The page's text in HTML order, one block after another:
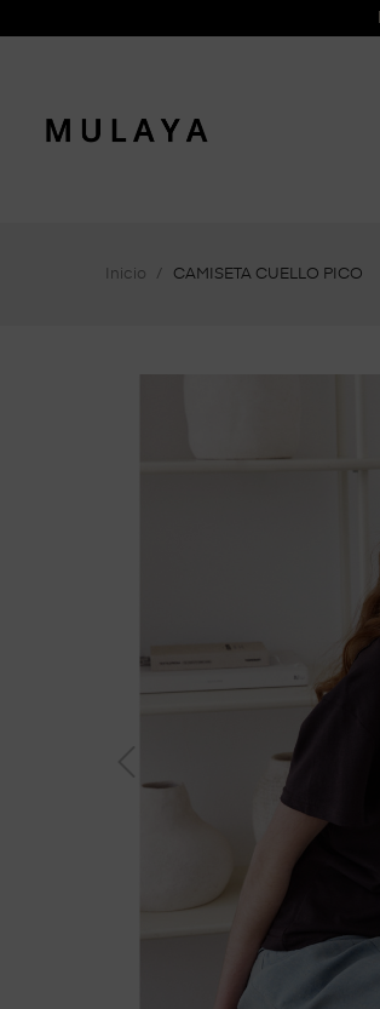
Inicio CAMISETA CUELLO PICO